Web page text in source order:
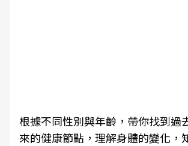
根據不同性別與年齡，帶你找到過
來的健康節點，理解身體的變化，